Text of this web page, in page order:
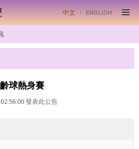
中文 ENGLISH
球熱身賽
發表此公告